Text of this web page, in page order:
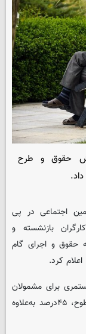
حقوق و طرح
اجتماعی در پی
بازنشسته و
حقوق و اجرای گام
برای مشمولان
حداقل دستمزد، معادل ۶۰ درصد و برای سایر سطوح، ۴۵درصد به‌علاوه